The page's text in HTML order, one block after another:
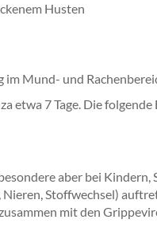
Husten
im Mund- und
etwa 7 Tage. Die folgende
aber bei Kindern,
Stoffwechsel)
mit den